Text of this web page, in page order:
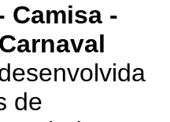
Camisa -
de